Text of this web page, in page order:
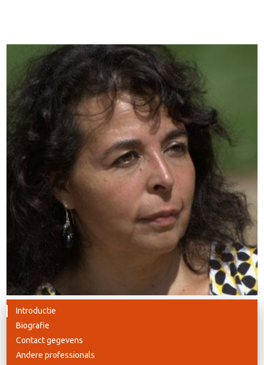
Introductie
Biografie
Contact gegevens
Andere professionals